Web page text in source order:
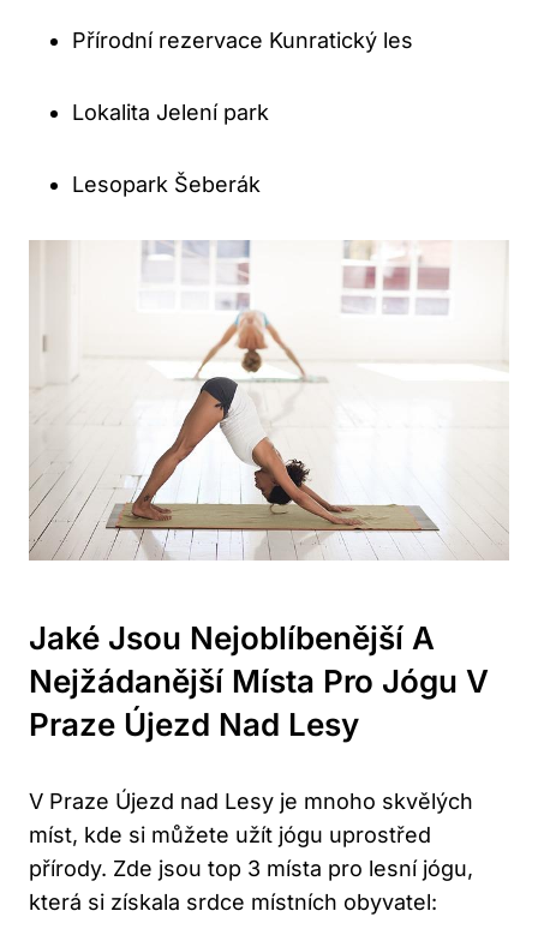
Přírodní rezervace Kunratický les
Lokalita Jelení park
Lesopark Šeberák
Jaké Jsou Nejoblíbenější A
Nejžádanější Místa Pro Jógu V
Praze Újezd Nad Lesy
V Praze Újezd nad Lesy je mnoho skvělých
míst, kde si můžete užít jógu uprostřed
přírody. Zde jsou top 3 místa pro lesní jógu,
která si získala srdce místních obyvatel: